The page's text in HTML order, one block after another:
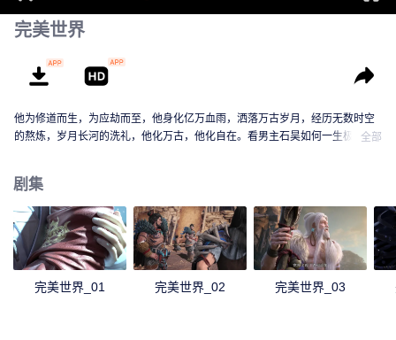
完美世界
他为修道而生，为应劫而至，他身化亿万血雨，洒落万古岁月，经历无数时空
的熬炼，岁月长河的洗礼，他化万古，他化自在。看男主石昊如何一生极致辉
全部
剧集
完美世界_01 完美世界_02 完美世界_03